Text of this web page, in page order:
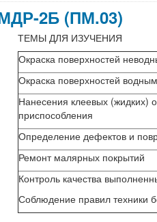
МДР-2Б (ПМ.03)
ТЕМЫ ДЛЯ ИЗУЧЕНИЯ
Окраска поверхностей
Окраска поверхностей
Нанесения клеевых (жидких) обоев на вертикальные и горизонтальные поверхности, используя необходимые инструменты и
приспособления
Определение
Ремонт малярных покрытий
Контроль качества
Соблюдение